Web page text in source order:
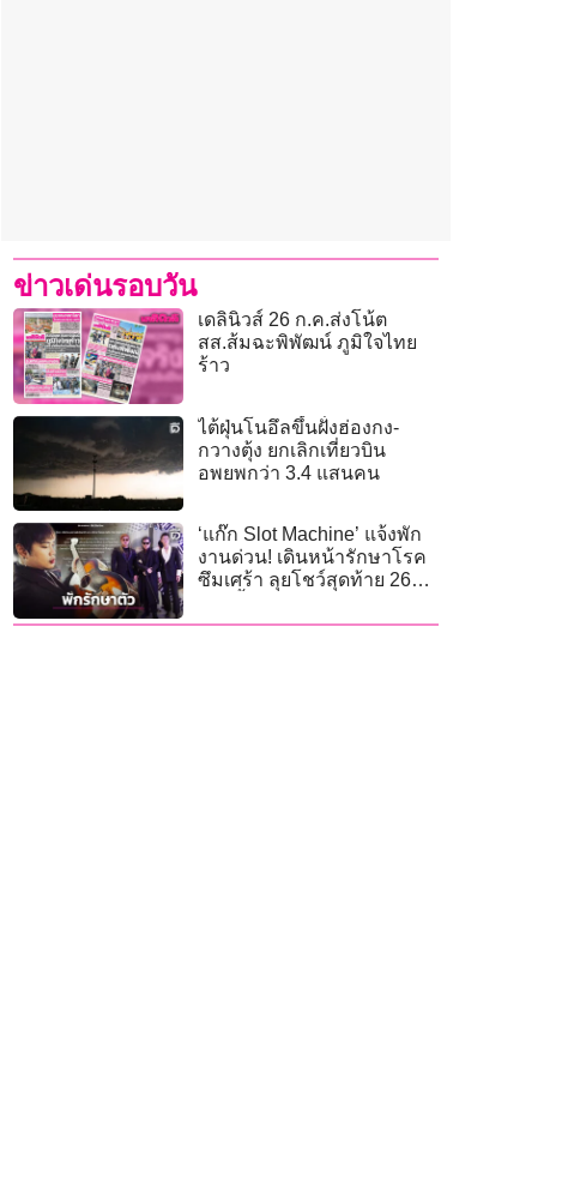
ข่าวเด่นรอบวัน
เดลินิวส์ 26 ก.ค.ส่งโน้ต
สส.ส้มฉะพิพัฒน์ ภูมิใจไทย
ร้าว
ไต้ฝุ่นโนอึลขึ้นฝั่งฮ่องกง-
กวางตุ้ง ยกเลิกเที่ยวบิน
อพยพกว่า 3.4 แสนคน
‘แก๊ก Slot Machine’ แจ้งพัก
งานด่วน! เดินหน้ารักษาโรค
ซึมเศร้า ลุยโชว์สุดท้าย 26